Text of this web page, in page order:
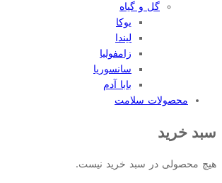
گل و گیاه
یوکا
لیندا
زامفولیا
سانسوریا
بابا آدم
محصولات سلامت
سبد خرید
هیچ محصولی در سبد خرید نیست.